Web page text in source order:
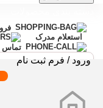
استعلام مدرک
تماس
ورود / فرم ثبت نام